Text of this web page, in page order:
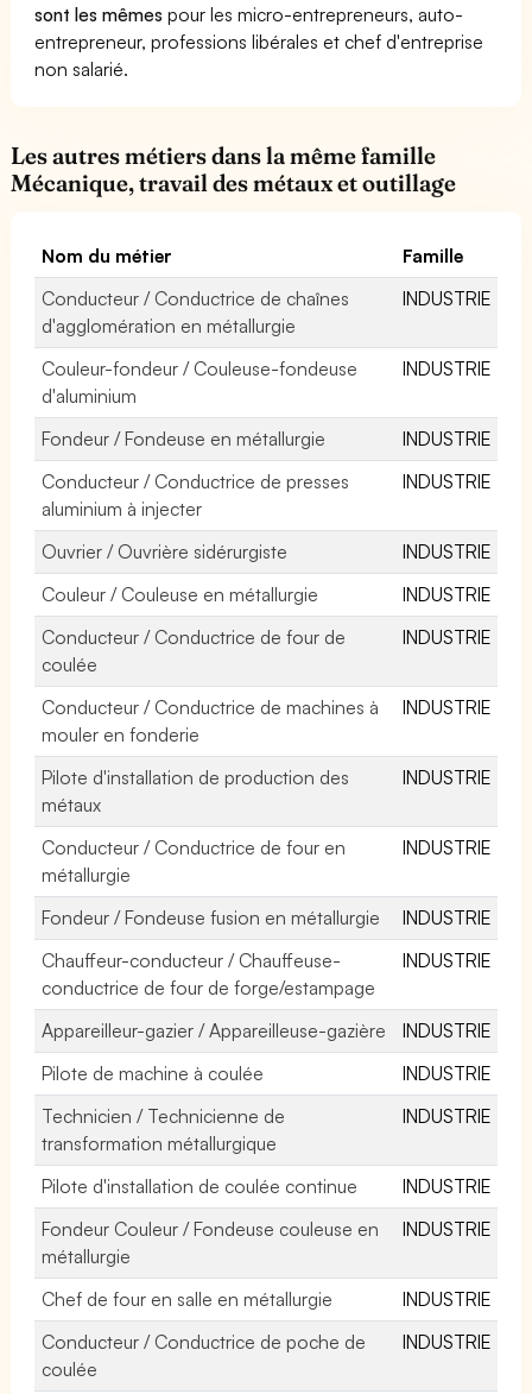
sont les mêmes pour les micro-entrepreneurs, auto-
entrepreneur, professions libérales et chef d'entreprise
non salarié.
Les autres métiers dans la même famille
Mécanique, travail des métaux et outillage
Nom du métier
Famille
Conducteur / Conductrice de chaînes
d'agglomération en métallurgie
INDUSTRIE
Couleur-fondeur / Couleuse-fondeuse
d'aluminium
INDUSTRIE
Fondeur / Fondeuse en métallurgie
INDUSTRIE
Conducteur / Conductrice de presses
aluminium à injecter
INDUSTRIE
Ouvrier / Ouvrière sidérurgiste
INDUSTRIE
Couleur / Couleuse en métallurgie
INDUSTRIE
Conducteur / Conductrice de four de
coulée
INDUSTRIE
Conducteur / Conductrice de machines à
mouler en fonderie
INDUSTRIE
Pilote d'installation de production des
métaux
INDUSTRIE
Conducteur / Conductrice de four en
métallurgie
INDUSTRIE
Fondeur / Fondeuse fusion en métallurgie
INDUSTRIE
Chauffeur-conducteur / Chauffeuse-
conductrice de four de forge/estampage
INDUSTRIE
Appareilleur-gazier / Appareilleuse-gazière
INDUSTRIE
Pilote de machine à coulée
INDUSTRIE
Technicien / Technicienne de
transformation métallurgique
INDUSTRIE
Pilote d'installation de coulée continue
INDUSTRIE
Fondeur Couleur / Fondeuse couleuse en
métallurgie
INDUSTRIE
Chef de four en salle en métallurgie
INDUSTRIE
Conducteur / Conductrice de poche de
coulée
INDUSTRIE